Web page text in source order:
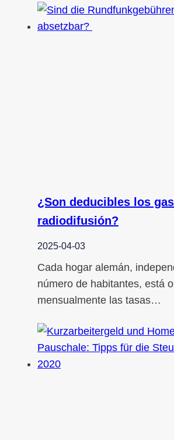
¿Son deducibles los
radiodifusión?
2025-04-03
Cada hogar alemán,
número de habitantes, está
mensualmente las tasas…